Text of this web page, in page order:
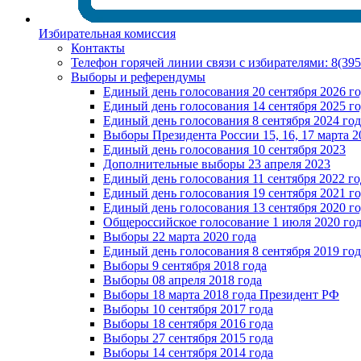
Избирательная комиссия
Контакты
Телефон горячей линии связи с избирателями:
Выборы и референдумы
Единый день голосования 20 сентября 2026
Единый день голосования 14 сентября 2025
Единый день голосования 8 сентября 2024
Выборы Президента России 15, 16, 17 марта
Единый день голосования 10 сентября 2023
Дополнительные выборы 23 апреля 2023
Единый день голосования 11 сентября 2022
Единый день голосования 19 сентября 2021
Единый день голосования 13 сентября 2020
Общероссийское голосование 1 июля 2020
Выборы 22 марта 2020 года
Единый день голосования 8 сентября 2019
Выборы 9 сентября 2018 года
Выборы 08 апреля 2018 года
Выборы 18 марта 2018 года Президент РФ
Выборы 10 сентября 2017 года
Выборы 18 сентября 2016 года
Выборы 27 сентября 2015 года
Выборы 14 сентября 2014 года